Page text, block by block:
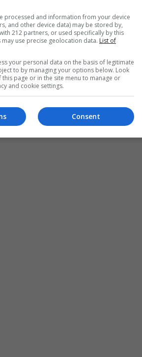
processed and information from your device
and other device data) may be stored by,
212 partners, or used specifically by this
use precise geolocation data. List of
your personal data on the basis of legitimate
to by managing your options below. Look
page or in the site menu to manage or
and cookie settings.
Consent